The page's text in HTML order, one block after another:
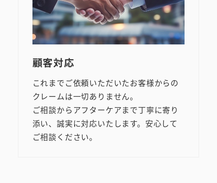
顧客対応
これまでご依頼いただいたお客様からの
クレームは一切ありません。
ご相談からアフターケアまで丁寧に寄り
添い、誠実に対応いたします。安心して
ご相談ください。